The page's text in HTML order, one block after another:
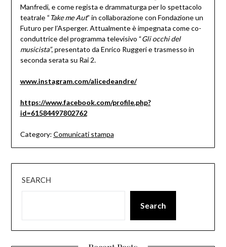
Manfredi, e come regista e drammaturga per lo spettacolo
teatrale “Take me Aut” in collaborazione con Fondazione un
Futuro per l’Asperger. Attualmente è impegnata come co-
conduttrice del programma televisivo “Gli occhi del
musicista”, presentato da Enrico Ruggeri e trasmesso in
seconda serata su Rai 2.
www.instagram.com/alicedeandre/
https://www.facebook.com/profile.php?
id=61584497802762
Category: Comunicati stampa
SEARCH
Search